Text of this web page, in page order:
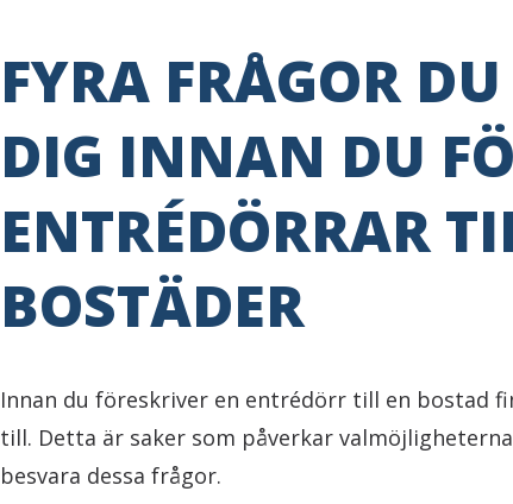
FYRA FRÅGOR
DIG INNAN DU
ENTRÉDÖRRAR
BOSTÄDER
Innan du föreskriver en entrédörr till en bostad
till. Detta är saker som påverkar
besvara dessa frågor.